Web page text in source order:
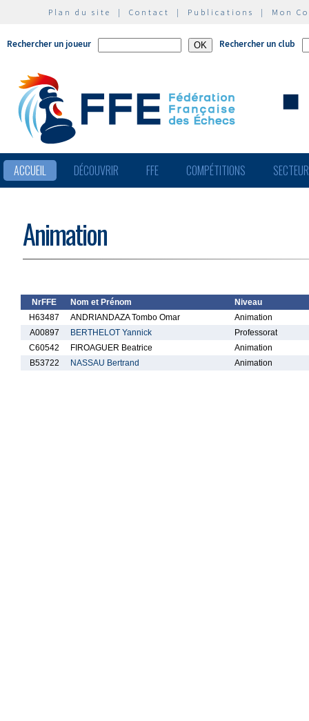
Plan du site | Contact | Publications | Mon
Rechercher un joueur Rechercher un club
ACCUEIL DÉCOUVRIR FFE COMPÉTITIONS
Animation
NrFFE Nom et Prénom
Niveau
H63487
ANDRIANDAZA Tombo Omar
Animation
A00897
BERTHELOT Yannick
Professorat
C60542
FIROAGUER Beatrice
Animation
B53722
NASSAU Bertrand Animation